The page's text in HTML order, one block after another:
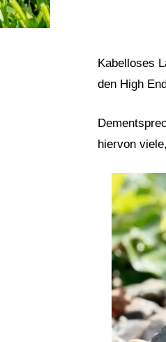
Kabelloses
den High
hiervon